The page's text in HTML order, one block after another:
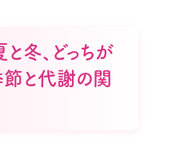
冬、どっちが
節と代謝の関